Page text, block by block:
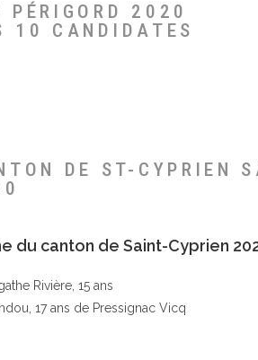
PÉRIGORD 2020
10 CANDIDATES
DE ST-CYPRIEN
du canton de Saint-Cyprien
Rivière, 15 ans
17 ans de Pressignac Vicq